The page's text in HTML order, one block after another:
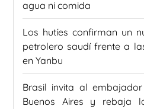
agua ni comida
Los hutíes confirman un
petrolero saudí frente a
en Yanbu
Brasil invita al
Buenos Aires y rebaja